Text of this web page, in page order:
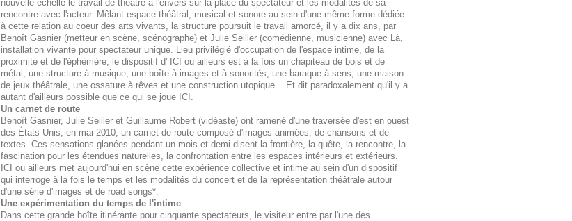
nouvelle échelle le travail de théâtre à l'envers sur la place du spectateur et les modalités de sa
rencontre avec l'acteur. Mêlant espace théâtral, musical et sonore au sein d'une même forme dédiée
à cette relation au coeur des arts vivants, la structure poursuit le travail amorcé, il y a dix ans, par
Benoît Gasnier (metteur en scène, scénographe) et Julie Seiller (comédienne, musicienne) avec Là,
installation vivante pour spectateur unique. Lieu privilégié d'occupation de l'espace intime, de la
proximité et de l'éphémère, le dispositif d' ICI ou ailleurs est à la fois un chapiteau de bois et de
métal, une structure à musique, une boîte à images et à sonorités, une baraque à sens, une maison
de jeux théâtrale, une ossature à rêves et une construction utopique... Et dit paradoxalement qu'il y a
autant d'ailleurs possible que ce qui se joue ICI.
Un carnet de route
Benoît Gasnier, Julie Seiller et Guillaume Robert (vidéaste) ont ramené d'une traversée d'est en ouest
des États-Unis, en mai 2010, un carnet de route composé d'images animées, de chansons et de
textes. Ces sensations glanées pendant un mois et demi disent la frontière, la quête, la rencontre, la
fascination pour les étendues naturelles, la confrontation entre les espaces intérieurs et extérieurs.
ICI ou ailleurs met aujourd'hui en scène cette expérience collective et intime au sein d'un dispositif
qui interroge à la fois le temps et les modalités du concert et de la représentation théâtrale autour
d'une série d'images et de road songs*.
Une expérimentation du temps de l'intime
Dans cette grande boîte itinérante pour cinquante spectateurs, le visiteur entre par l'une des